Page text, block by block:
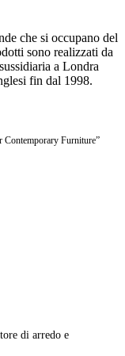
che si occupano del
sono realizzati da
a Londra
fin dal 1998.
Contemporary Furniture”
di arredo e